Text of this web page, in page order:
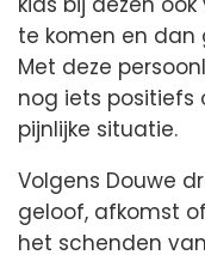
te komen en dan
Met deze
nog iets positiefs
pijnlijke situatie.
Volgens Douwe
geloof, afkomst
het schenden